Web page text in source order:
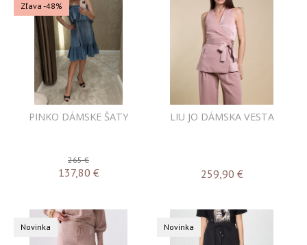
Zľava -48%
PINKO DÁMSKE ŠATY
265 €
137,80 €
LIU JO DÁMSKA VESTA
259,90 €
Novinka Novinka